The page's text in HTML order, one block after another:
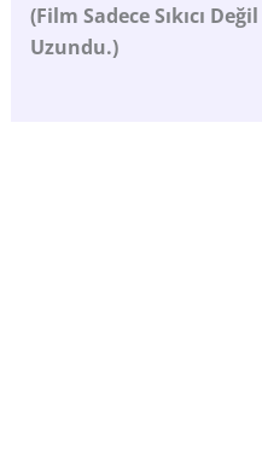
(Film SadeceSıkıcı Değil
Uzundu.)